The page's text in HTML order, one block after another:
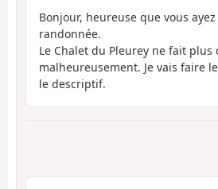
Bonjour, heureuse que vous
randonnée.
Le Chalet du Pleurey ne fait
malheureusement. Je vais faire
le descriptif.